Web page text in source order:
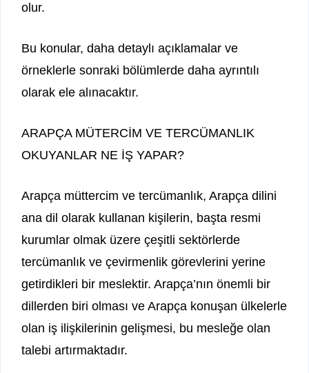
olur.
Bu konular, daha detaylı açıklamalar ve
örneklerle sonraki bölümlerde daha ayrıntılı
olarak ele alınacaktır.
ARAPÇA MÜTERCİM VE TERCÜMANLIK
OKUYANLAR NE İŞ YAPAR?
Arapça müttercim ve tercümanlık, Arapça dilini
ana dil olarak kullanan kişilerin, başta resmi
kurumlar olmak üzere çeşitli sektörlerde
tercümanlık ve çevirmenlik görevlerini yerine
getirdikleri bir meslektir. Arapça’nın önemli bir
dillerden biri olması ve Arapça konuşan ülkelerle
olan iş ilişkilerinin gelişmesi, bu mesleğe olan
talebi artırmaktadır.